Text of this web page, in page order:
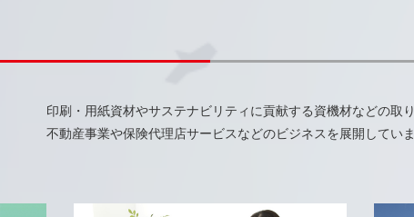
印刷・用紙資材やサステナビリティに貢献する資機材などの取
不動産事業や保険代理店サービスなどのビジネスを展開してい